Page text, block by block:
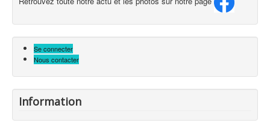
Se connecter
Nous contacter
Information